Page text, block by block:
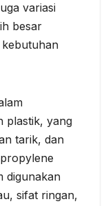
variasi
besar
plastik, yang
tarik, dan
digunakan
sifat ringan,